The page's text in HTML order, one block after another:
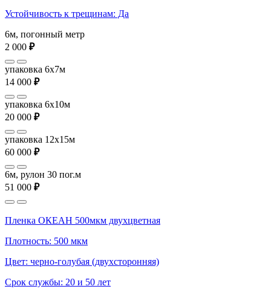
Устойчивость к трещинам: Да
6м, погонный метр
2 000 ₽
упаковка 6x7м
14 000 ₽
упаковка 6x10м
20 000 ₽
упаковка 12x15м
60 000 ₽
6м, рулон 30 пог.м
51 000 ₽
Пленка ОКЕАН 500мкм двухцветная
Плотность: 500 мкм
Цвет: черно-голубая (двухсторонняя)
Срок службы: 20 и 50 лет